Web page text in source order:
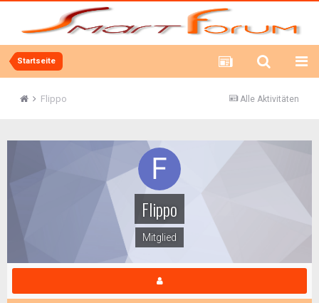
Startseite
Alle Aktivitäten
Flippo
Flippo
Mitglied